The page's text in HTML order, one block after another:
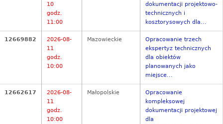
10
godz.
11:00
dokumentacji projektowo-
technicznych i
kosztorysowych dla...
12669882
2026-08-
11
godz.
10:00
Mazowieckie
Opracowanie trzech
ekspertyz technicznych
dla obiektów
planowanych jako
miejsce...
12662617
2026-08-
11
godz.
10:00
Małopolskie
Opracowanie
kompleksowej
dokumentacji projektowej
dla